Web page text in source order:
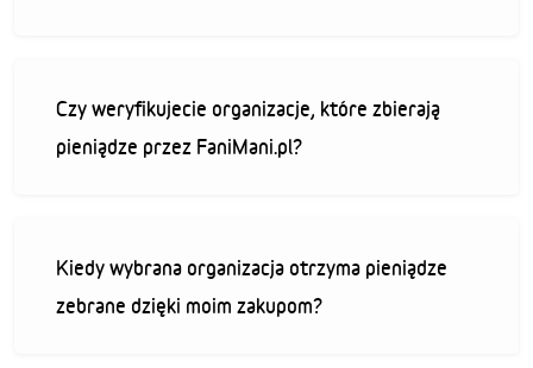
Czy weryfikujecie organizacje, które zbierają
pieniądze przez FaniMani.pl?
Kiedy wybrana organizacja otrzyma pieniądze
zebrane dzięki moim zakupom?